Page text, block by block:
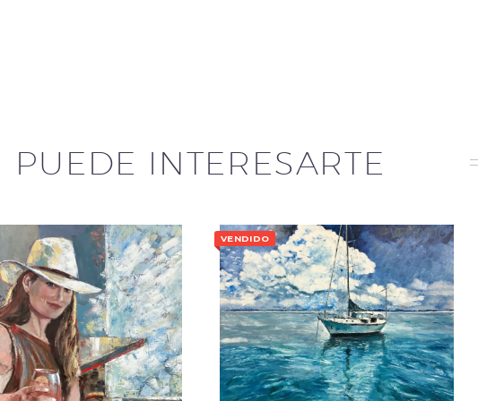
PUEDE INTERESARTE
VENDIDO VENDIDO